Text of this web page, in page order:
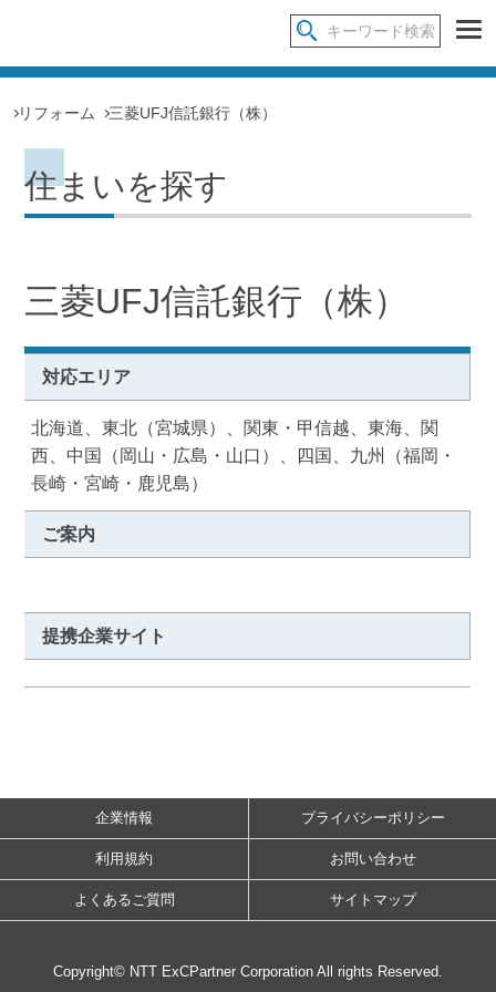
リフォーム 三菱UFJ信託銀行（株）
住まいを探す
三菱UFJ信託銀行（株）
対応エリア
北海道、東北（宮城県）、関東・甲信越、東海、関
西、中国（岡山・広島・山口）、四国、九州（福岡・
長崎・宮崎・鹿児島）
ご案内
提携企業サイト
企業情報 プライバシーポリシー
利用規約 お問い合わせ
よくあるご質問 サイトマップ
Copyright© NTT ExCPartner Corporation All rights Reserved.